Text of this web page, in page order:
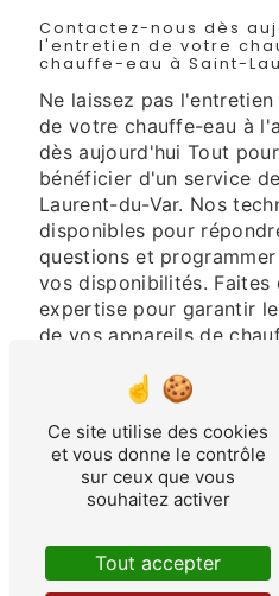
Contactez-nous dès
l'entretien de votre
chauffe-eau à Saint-
Ne laissez pas
de votre chauffe-eau à
dès aujourd'hui Tout
bénéficier d'un service
Laurent-du-Var. Nos
disponibles pour
questions et
vos disponibilités. Faites
expertise pour garantir
de vos appareils de
Ce site utilise des cookies
et vous donne le contrôle
sur ceux que vous
souhaitez activer
Tout accepter